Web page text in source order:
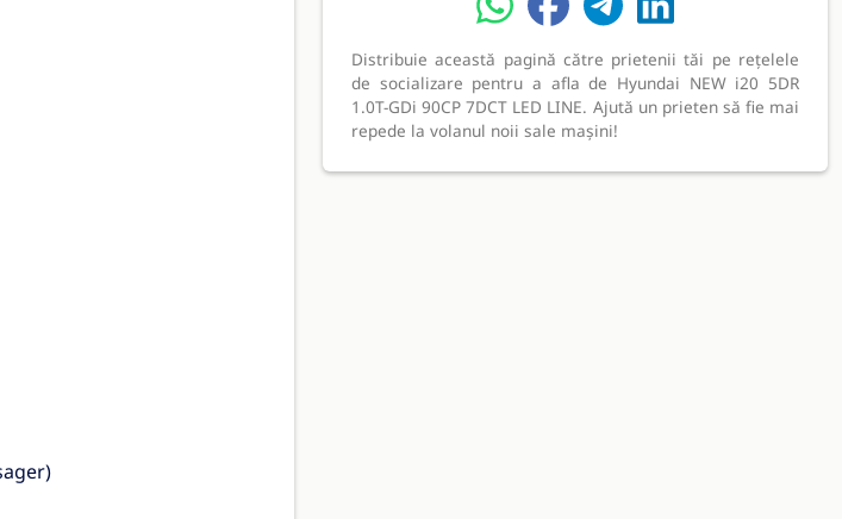
Distribuie această pagină către prietenii tăi pe rețelele
de socializare pentru a afla de Hyundai NEW i20 5DR
1.0T-GDi 90CP 7DCT LED LINE. Ajută un prieten să fie mai
repede la volanul noii sale mașini!